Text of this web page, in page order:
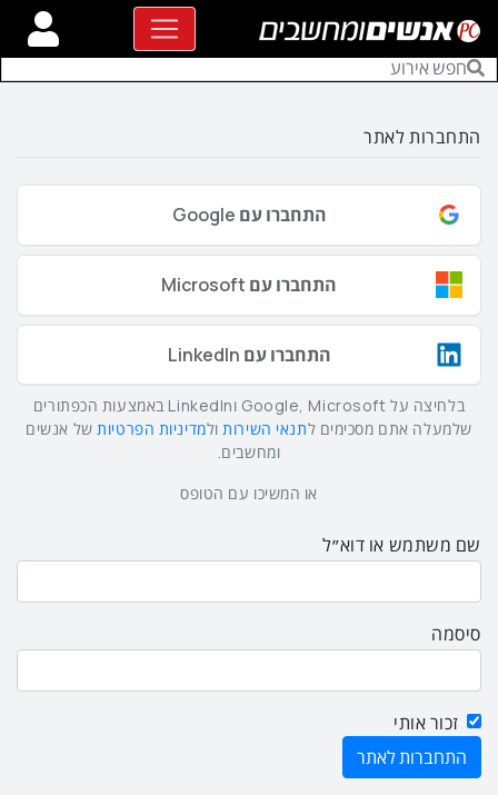
התחברות לאתר
התחברו עם Google
התחברו עם Microsoft
התחברו עם LinkedIn
בלחיצה על Google, Microsoft וLinkedIn באמצעות הכפתורים
שלמעלה אתם מסכימים לתנאי השירותולמדיניות הפרטיותשל אנשים
ומחשבים.
או המשיכו עם הטופס
שם משתמש או דוא״ל
סיסמה
זכור אותי